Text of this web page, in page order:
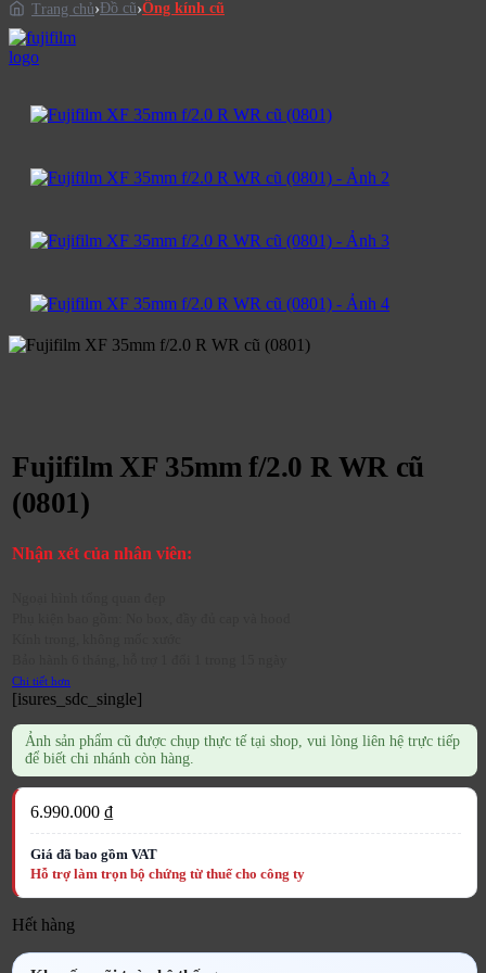
Trang chủ Đồ cũ Ống kính cũ
Fujifilm XF 35mm f/2.0 R WR cũ
(0801)
Nhận xét của nhân viên:
Chi tiết hơn
[isures_sdc_single]
Ảnh sản phẩm cũ được chụp thực tế tại shop, vui lòng liên hệ trực tiếp
để biết chi nhánh còn hàng.
6.990.000 ₫
Hết hàng